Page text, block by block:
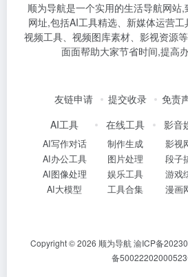
顺为导航是一个实用的生活导航网站
网址,包括AI工具精选、新媒体运营
视频工具、视频图库素材、影视资源
面面帮助大家节省时间,提高
友链申请 提交收录 免责
AI工具
AI写作对话
AI办公工具
AI图像处理
AI大模型
在线工具
制作生成
图片处理
娱乐工具
工具合集
影音
影视
段子
游戏
漫画
Copyright © 2026 顺为导航渝ICP备
备